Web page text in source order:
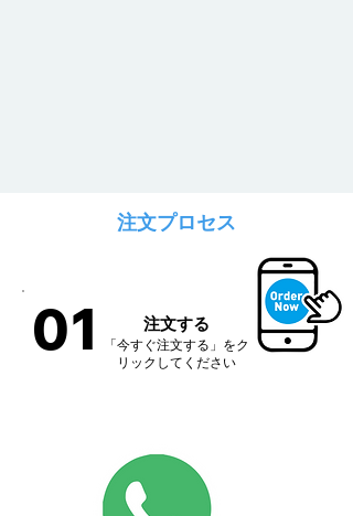
注文プロセス
01 注文する
「今すぐ注文する」をク
リックしてください